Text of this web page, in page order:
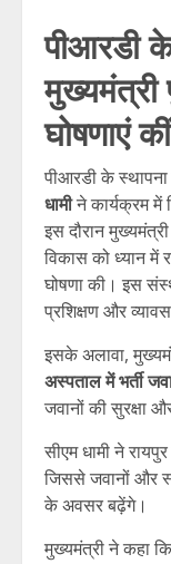
पीआरडी
मुख्यमंत्री
घोषणाएं
पीआरडी के
धामीने कार्यक्रम में
इस दौरान
विकास को ध्यान में
घोषणा की। इस
प्रशिक्षण और
इसके अलावा,
अस्पताल में भर्ती
जवानों की सुरक्षा
सीएम धामी ने
जिससे जवानों और
के अवसर बढ़ेंगे।
मुख्यमंत्री ने कहा